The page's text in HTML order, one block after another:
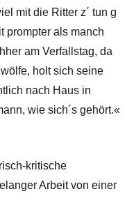
mit die Ritter z´ tun g
prompter als manch
am Verfallstag, da
holt sich seine
nach Haus in
wie sich´s gehört.«
kritische
Arbeit von einer